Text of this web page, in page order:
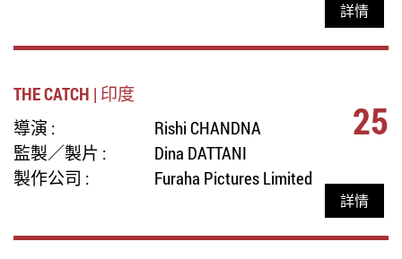
詳情
THE CATCH | 印度
導演 :
Rishi CHANDNA
監製／製片 :
Dina DATTANI
製作公司 :
Furaha Pictures Limited
25
詳情